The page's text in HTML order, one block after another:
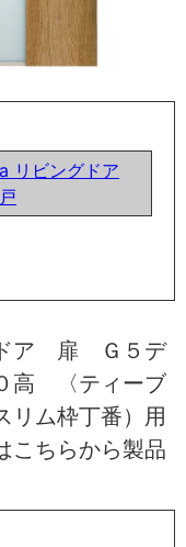
リビングドア
ア 扉 Ｇ５デ
高 〈ティーブ
ム枠丁番）用
こちらから製品